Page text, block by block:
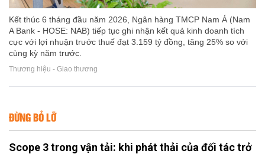
Kết thúc 6 tháng đầu năm 2026, Ngân hàng TMCP Nam Á (Nam
A Bank - HOSE: NAB) tiếp tục ghi nhận kết quả kinh doanh tích
cực với lợi nhuận trước thuế đạt 3.159 tỷ đồng, tăng 25% so với
cùng kỳ năm trước.
Thương hiệu - Giao thương
ĐỪNG BỎ LỠ
Scope 3 trong vận tải: khi phát thải của đối tác trở